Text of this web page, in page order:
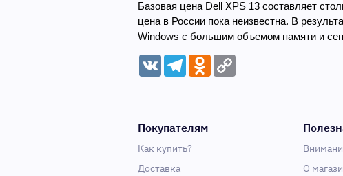
Базовая цена Dell XPS 13 составляет
цена в России пока неизвестна. В
Windows с большим объемом памяти и
VK TelegramOdnoklassniki
Покупателям
Как купить?
Доставка
О